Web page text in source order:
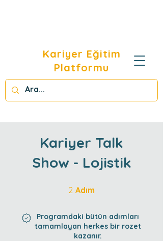
Kariyer Eğitim
Platformu
Kariyer Talk
Show - Lojistik
2 Adım
Programdaki bütün adımları
tamamlayan herkes bir rozet
kazanır.